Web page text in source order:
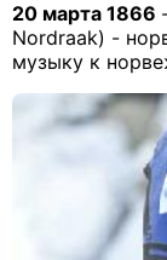
20 марта 1866
Nordraak) -
музыку к